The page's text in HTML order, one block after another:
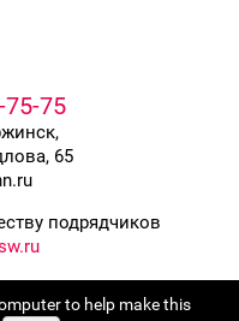
75-75
65
подрядчиков
to help make this